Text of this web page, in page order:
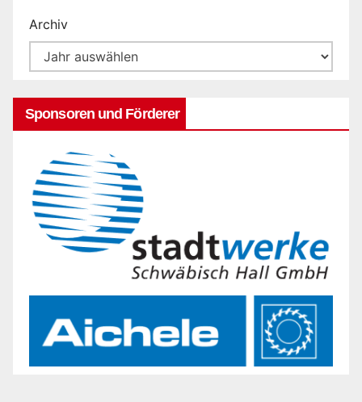
Archiv
Sponsoren und Förderer